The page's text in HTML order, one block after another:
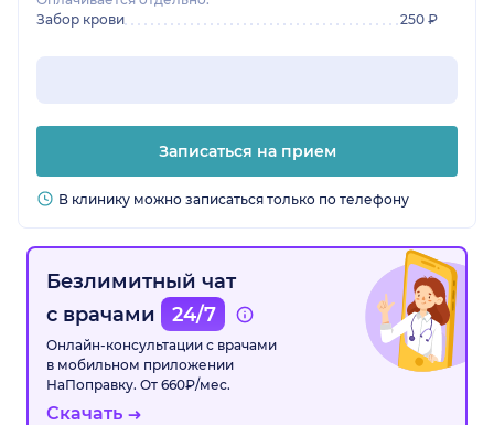
Забор крови
250 ₽
Записаться на прием
В клинику можно записаться только по телефону
Безлимитный чат
с врачами
24/7
Онлайн-консультации с врачами
в мобильном приложении
НаПоправку. От 660₽/мес.
Скачать